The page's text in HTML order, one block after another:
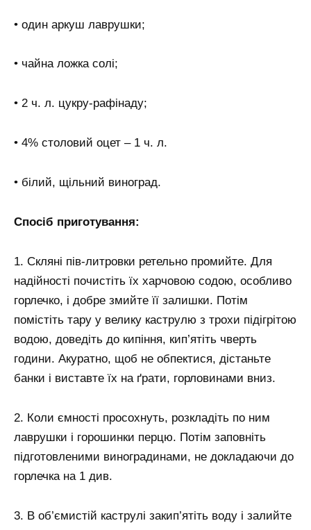
• один аркуш лаврушки;
• чайна ложка солі;
• 2 ч. л. цукру-рафінаду;
• 4% столовий оцет – 1 ч. л.
• білий, щільний виноград.
Спосіб приготування:
1. Скляні пів-литровки ретельно промийте. Для
надійності почистіть їх харчовою содою, особливо
горлечко, і добре змийте її залишки. Потім
помістіть тару у велику каструлю з трохи підігрітою
водою, доведіть до кипіння, кип’ятіть чверть
години. Акуратно, щоб не обпектися, дістаньте
банки і виставте їх на ґрати, горловинами вниз.
2. Коли ємності просохнуть, розкладіть по ним
лаврушки і горошинки перцю. Потім заповніть
підготовленими виноградинами, не докладаючи до
горлечка на 1 див.
3. В об’ємистій каструлі закип’ятіть воду і залийте